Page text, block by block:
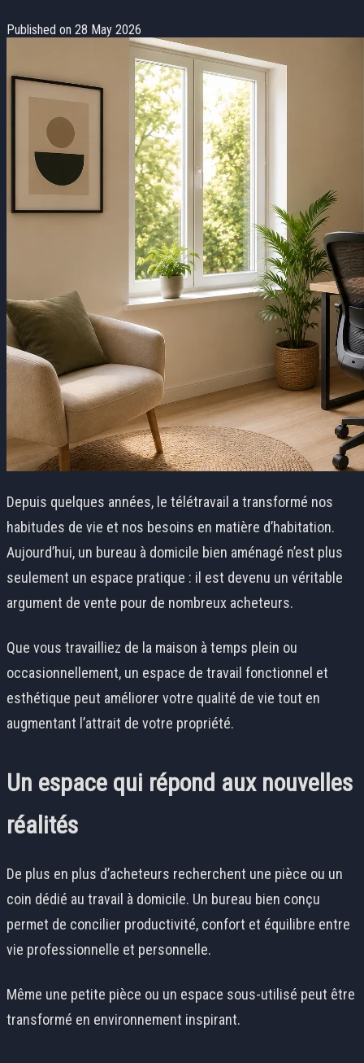
Published on 28 May 2026
Depuis quelques années, le télétravail a transformé nos
habitudes de vie et nos besoins en matière d’habitation.
Aujourd’hui, un bureau à domicile bien aménagé n’est plus
seulement un espace pratique : il est devenu un véritable
argument de vente pour de nombreux acheteurs.
Que vous travailliez de la maison à temps plein ou
occasionnellement, un espace de travail fonctionnel et
esthétique peut améliorer votre qualité de vie tout en
augmentant l’attrait de votre propriété.
Un espace qui répond aux nouvelles
réalités
De plus en plus d’acheteurs recherchent une pièce ou un
coin dédié au travail à domicile. Un bureau bien conçu
permet de concilier productivité, confort et équilibre entre
vie professionnelle et personnelle.
Même une petite pièce ou un espace sous-utilisé peut être
transformé en environnement inspirant.